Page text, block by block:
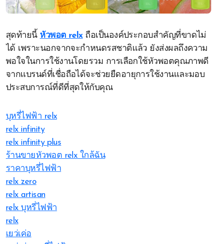
สุดท้ายนี้ หัวพอต relxถือเป็นองค์ประกอบสำคัญที่ขาดไม่
ได้ เพราะนอกจากจะกำหนดรสชาติแล้ว ยังส่งผลถึงความ
พอใจในการใช้งานโดยรวม การเลือกใช้หัวพอตคุณภาพดี
จากแบรนด์ที่เชื่อถือได้จะช่วยยืดอายุการใช้งานและมอบ
ประสบการณ์ที่ดีที่สุดให้กับคุณ
บุหรี่ไฟฟ้า relx
relx infinity
relx infinity plus
ร้านขายหัวพอต relx ใกล้ฉัน
ราคาบุหรี่ไฟฟ้า
relx zero
relx artisan
relx บุหรี่ไฟฟ้า
relx
เยว่เค่อ